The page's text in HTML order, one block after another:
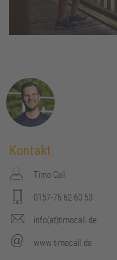
Kontakt
Timo Call
0157-76 62 60 53
info(at)timocall.de
www.timocall.de